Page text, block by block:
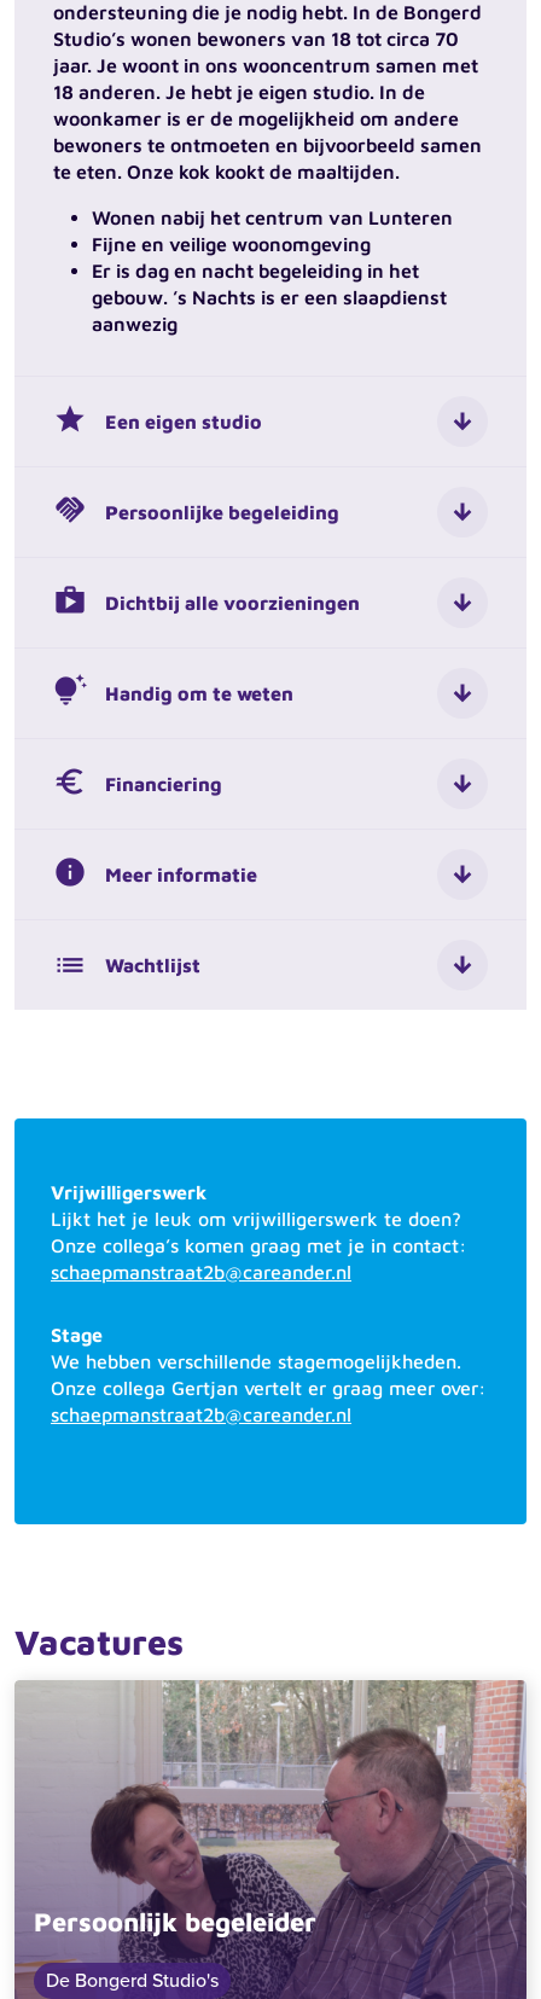
ondersteuning die je nodig hebt. In de Bongerd
Studio’s wonen bewoners van 18 tot circa 70
jaar. Je woont in ons wooncentrum samen met
18 anderen. Je hebt je eigen studio. In de
woonkamer is er de mogelijkheid om andere
bewoners te ontmoeten en bijvoorbeeld samen
te eten. Onze kok kookt de maaltijden.
Wonen nabij het centrum van Lunteren
Fijne en veilige woonomgeving
Er is dag en nacht begeleiding in het
gebouw. ’s Nachts is er een slaapdienst
aanwezig
grade Een eigen studio
handshake Persoonlijke begeleiding
shop Dichtbij alle voorzieningen
tips_and_updates Handig om te weten
euro Financiering
info Meer informatie
list Wachtlijst
Vrijwilligerswerk
Lijkt het je leuk om vrijwilligerswerk te doen?
Onze collega’s komen graag met je in contact:
schaepmanstraat2b@careander.nl
Stage
We hebben verschillende stagemogelijkheden.
Onze collega Gertjan vertelt er graag meer over:
schaepmanstraat2b@careander.nl
Vacatures
Persoonlijk begeleider
De Bongerd Studio's